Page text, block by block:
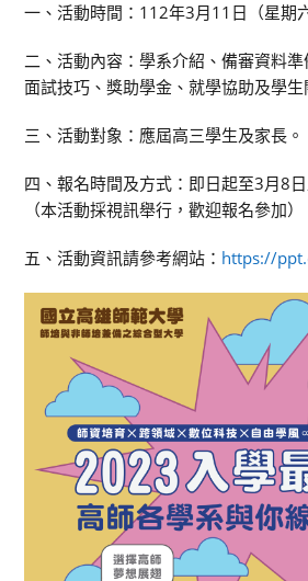
一、活動時間：112年3月11日（星期
二、活動內容：學系介紹、備審資料準
面試技巧、獎助學金、就學協助及學生
三、活動對象：應屆高三學生及家長。
四、報名時間及方式：即日起至3月8
（本活動採視訊舉行，歡迎報名參加）
五、活動資訊請參考網站： https://